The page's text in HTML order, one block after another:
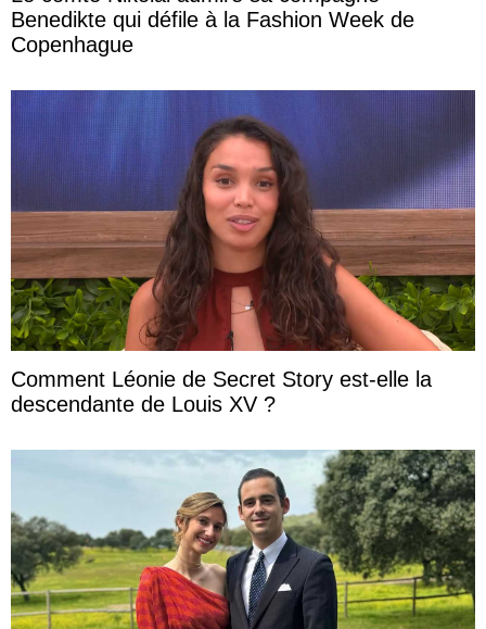
Benedikte qui défile à la Fashion Week de
Copenhague
Comment Léonie de Secret Story est-elle la
descendante de Louis XV ?